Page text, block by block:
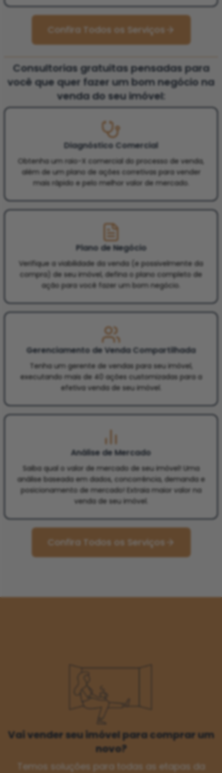
Confira Todos os Serviços
Consultorias gratuitas pensadas para
você que quer fazer um bom negócio na
venda do seu imóvel:
Diagnóstico Comercial
Obtenha um raio-X comercial do processo de venda,
além de um plano de ações corretivas para vender
mais rápido e pelo melhor valor de mercado.
Plano de Negócio
Verifique a viabilidade da venda (e possivelmente da
compra) de seu imóvel, defina o plano completo de
ação para você fazer um bom negócio.
Gerenciamento de Venda Compartilhada
Tenha um gerente de vendas para seu imóvel,
executando mais de 40 ações customizadas para a
efetiva venda de seu imóvel.
Análise de Mercado
Saiba qual o valor de mercado de seu imóvel! Uma
análise baseada em dados, concorrência, demanda e
posicionamento de mercado! Extraia maior valor na
venda de seu imóvel.
Confira Todos os Serviços
Vai vender seu imóvel para comprar um
novo?
Temos soluções para todas as etapas da